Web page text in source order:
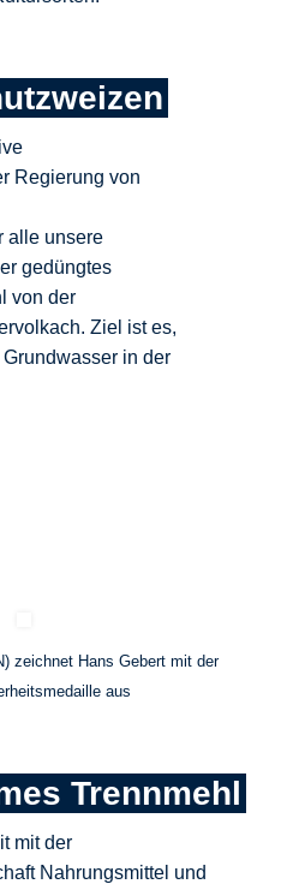
Regierung von
alle unsere
gedüngtes
von der
Ziel ist es,
in der
zeichnet Hans Gebert mit der
aus
Trennmehl
mit der
Nahrungsmittel und